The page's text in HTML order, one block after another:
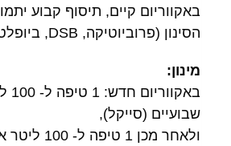
באקווריום קיים, תיסוף קבוע
הסינון (פרוביוטיקה, DSB, ביופלטס וכו')
מינון:
שבועיים (סייקל),
ולאחר מכן 1